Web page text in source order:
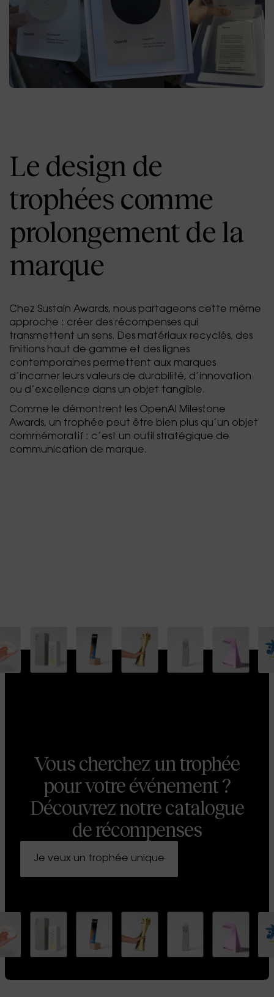
Le design de
trophées comme
prolongement de la
marque
Chez Sustain Awards, nous partageons cette même
approche : créer des récompenses qui
transmettent un sens. Des matériaux recyclés, des
finitions haut de gamme et des lignes
contemporaines permettent aux marques
d’incarner leurs valeurs de durabilité, d’innovation
ou d’excellence dans un objet tangible.
Comme le démontrent les OpenAI Milestone
Awards, un trophée peut être bien plus qu’un objet
commémoratif : c’est un outil stratégique de
communication de marque.
Vous cherchez un trophée
pour votre événement ?
Découvrez notre catalogue
de récompenses
Je veux un trophée unique